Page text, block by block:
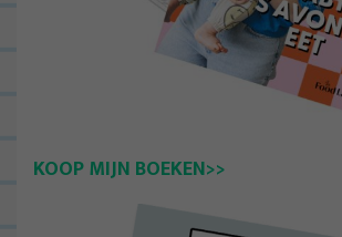
KOOP MIJN BOEKEN>>